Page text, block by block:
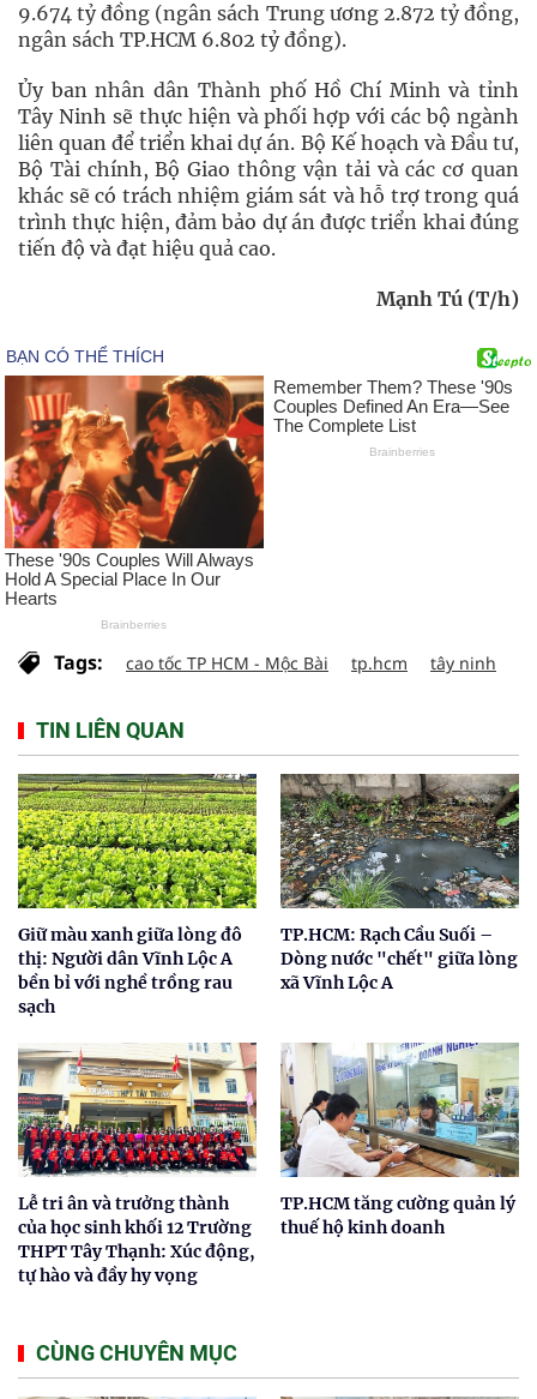
9.674 tỷ đồng (ngân sách Trung ương 2.872 tỷ đồng,
ngân sách TP.HCM 6.802 tỷ đồng).
Ủy ban nhân dân Thành phố Hồ Chí Minh và tỉnh
Tây Ninh sẽ thực hiện và phối hợp với các bộ ngành
liên quan để triển khai dự án. Bộ Kế hoạch và Đầu tư,
Bộ Tài chính, Bộ Giao thông vận tải và các cơ quan
khác sẽ có trách nhiệm giám sát và hỗ trợ trong quá
trình thực hiện, đảm bảo dự án được triển khai đúng
tiến độ và đạt hiệu quả cao.
Mạnh Tú (T/h)
Tags: cao tốc TP HCM - Mộc Bài tp.hcm tây ninh
TIN LIÊN QUAN
Giữ màu xanh giữa lòng đô
thị: Người dân Vĩnh Lộc A
bền bỉ với nghề trồng rau
sạch
TP.HCM: Rạch Cầu Suối –
Dòng nước "chết" giữa lòng
xã Vĩnh Lộc A
Lễ tri ân và trưởng thành
của học sinh khối 12 Trường
THPT Tây Thạnh: Xúc động,
tự hào và đầy hy vọng
TP.HCM tăng cường quản lý
thuế hộ kinh doanh
CÙNG CHUYÊN MỤC